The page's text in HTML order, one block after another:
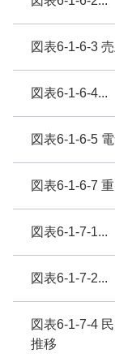
図表6-1-6-3
図表6-1-6-4...
図表6-1-6-5
図表6-1-6-7
図表6-1-7-1...
図表6-1-7-2...
図表6-1-7-4
推移